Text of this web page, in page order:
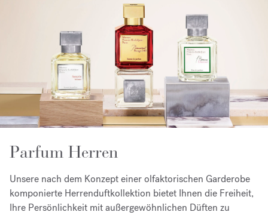
Parfum Herren
Unsere nach dem Konzept einer olfaktorischen Garderobe
komponierte Herrenduftkollektion bietet Ihnen die Freiheit,
Ihre Persönlichkeit mit außergewöhnlichen Düften zu